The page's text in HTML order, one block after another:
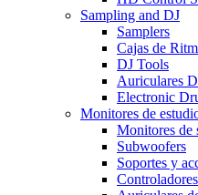
Sampling and DJ
Samplers
Cajas de
DJ Tools
Auriculares
Electronic
Monitores de
Monitores de
Subwoofers
Soportes y